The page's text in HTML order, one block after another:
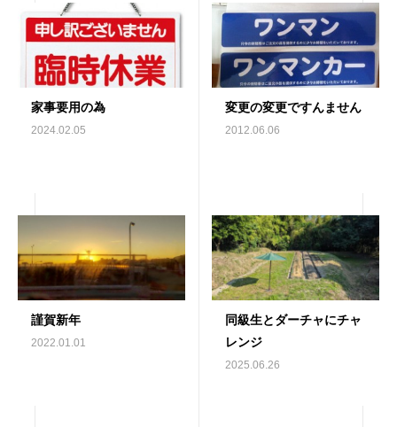
家事要用の為
2024.02.05
変更の変更ですんません
2012.06.06
謹賀新年
2022.01.01
同級生とダーチャにチャ
レンジ
2025.06.26